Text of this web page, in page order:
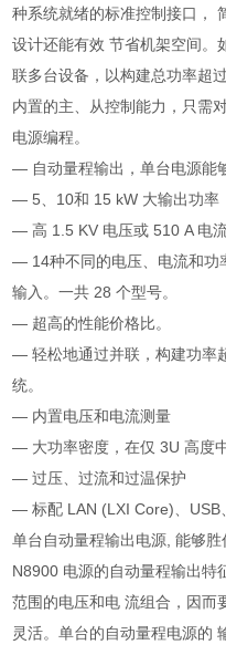
种系统就绪的标准控制接口，
设计还能有效 节省机架空间。
联多台设备，以构建总功率超
内置的主、从控制能力，只需
电源编程。
— 自动量程输出，单台电源能
— 5、10和 15 kW 大输出功率
— 高 1.5 KV 电压或 510 A 电
— 14种不同的电压、电流和功
输入。一共 28 个型号。
— 超高的性能价格比。
— 轻松地通过并联，构建功率
统。
— 内置电压和电流测量
— 大功率密度，在仅 3U 高度
— 过压、过流和过温保护
— 标配 LAN (LXI Core)、USB
单台自动量程输出电源, 能够
N8900 电源的自动量程输出特
范围的电压和电 流组合，因而
灵活。单台的自动量程电源的